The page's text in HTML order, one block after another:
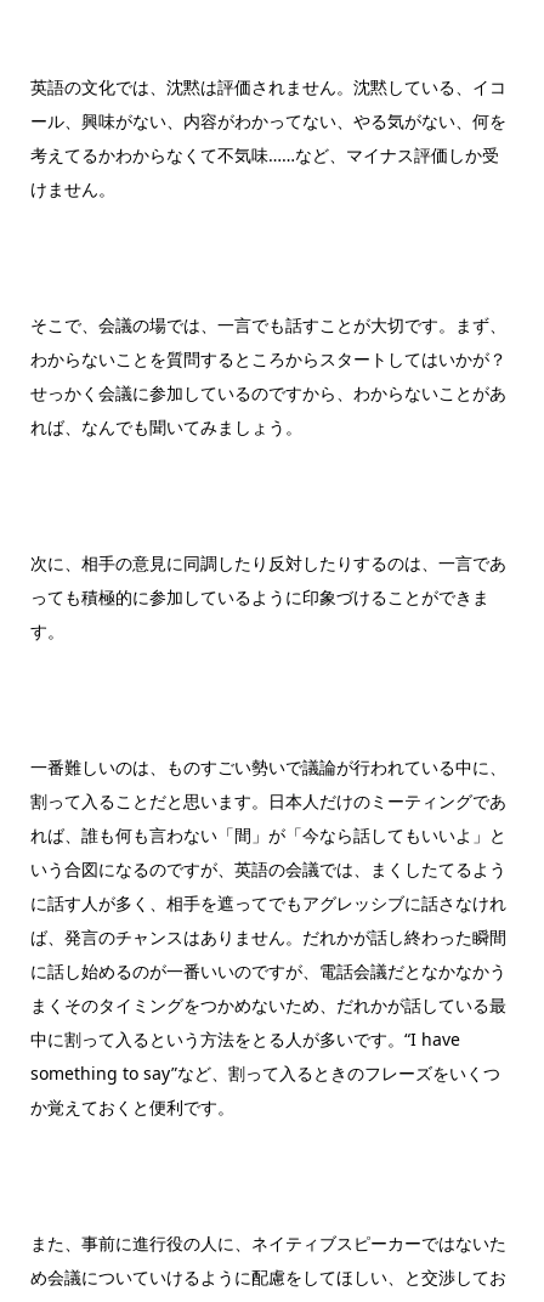
英語の文化では、沈黙は評価されません。沈黙している、イコ
ール、興味がない、内容がわかってない、やる気がない、何を
考えてるかわからなくて不気味……など、マイナス評価しか受
けません。
そこで、会議の場では、一言でも話すことが大切です。まず、
わからないことを質問するところからスタートしてはいかが？
せっかく会議に参加しているのですから、わからないことがあ
れば、なんでも聞いてみましょう。
次に、相手の意見に同調したり反対したりするのは、一言であ
っても積極的に参加しているように印象づけることができま
す。
一番難しいのは、ものすごい勢いで議論が行われている中に、
割って入ることだと思います。日本人だけのミーティングであ
れば、誰も何も言わない「間」が「今なら話してもいいよ」と
いう合図になるのですが、英語の会議では、まくしたてるよう
に話す人が多く、相手を遮ってでもアグレッシブに話さなけれ
ば、発言のチャンスはありません。だれかが話し終わった瞬間
に話し始めるのが一番いいのですが、電話会議だとなかなかう
まくそのタイミングをつかめないため、だれかが話している最
中に割って入るという方法をとる人が多いです。“I have
something to say”など、割って入るときのフレーズをいくつ
か覚えておくと便利です。
また、事前に進行役の人に、ネイティブスピーカーではないた
め会議についていけるように配慮をしてほしい、と交渉してお